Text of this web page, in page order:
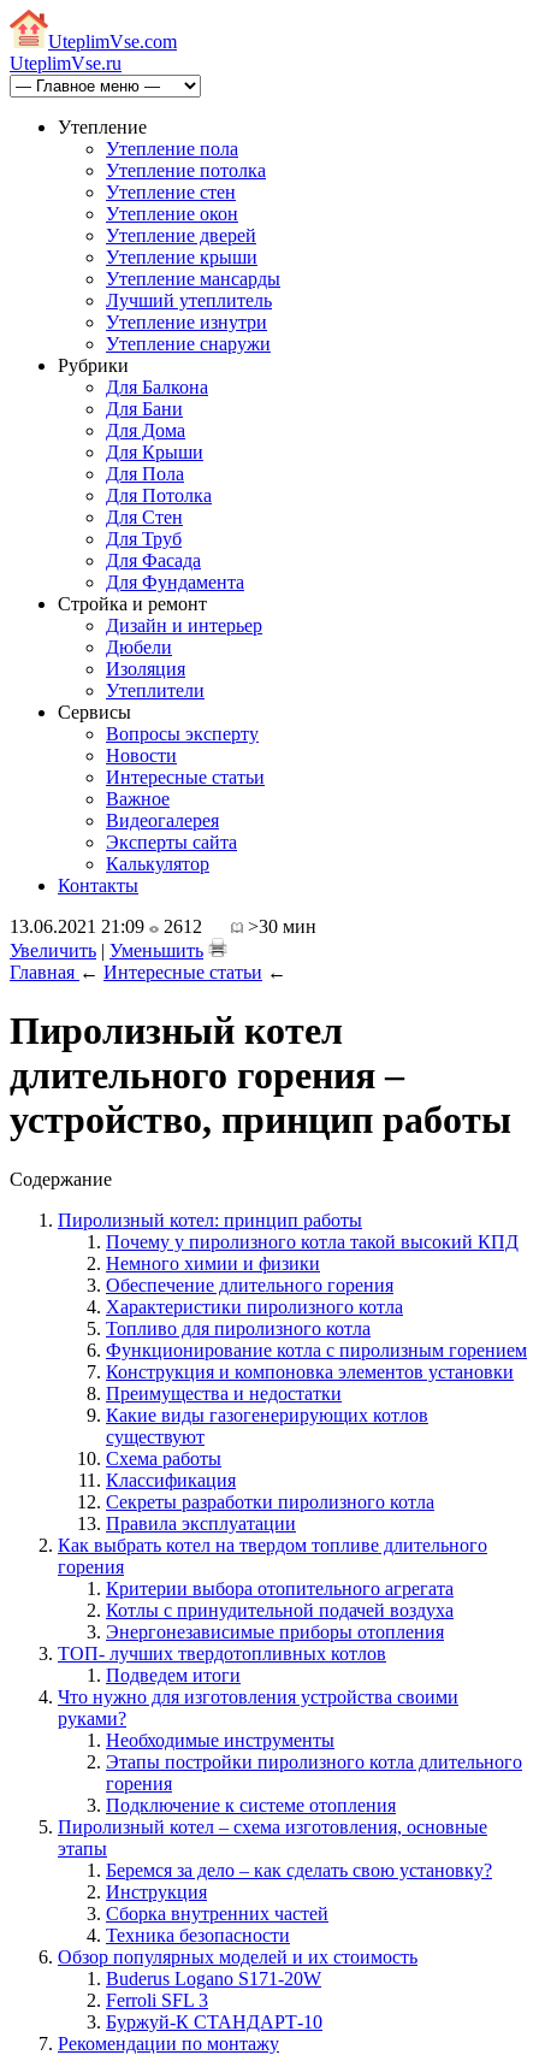
UteplimVse.com
UteplimVse.ru
Утепление
Утепление пола
Утепление потолка
Утепление стен
Утепление окон
Утепление дверей
Утепление крыши
Утепление мансарды
Лучший утеплитель
Утепление изнутри
Утепление снаружи
Рубрики
Для Балкона
Для Бани
Для Дома
Для Крыши
Для Пола
Для Потолка
Для Стен
Для Труб
Для Фасада
Для Фундамента
Стройка и ремонт
Дизайн и интерьер
Дюбели
Изоляция
Утеплители
Сервисы
Вопросы эксперту
Новости
Интересные статьи
Важное
Видеогалерея
Эксперты сайта
Калькулятор
Контакты
13.06.2021 21:09
2612
>30 мин
Увеличить | Уменьшить
Главная ← Интересные статьи ←
Пиролизный котел
длительного горения –
устройство, принцип работы
Содержание
Пиролизный котел: принцип работы
Почему у пиролизного котла такой высокий КПД
Немного химии и физики
Обеспечение длительного горения
Характеристики пиролизного котла
Топливо для пиролизного котла
Функционирование котла с пиролизным горением
Конструкция и компоновка элементов установки
Преимущества и недостатки
Какие виды газогенерирующих котлов
существуют
Схема работы
Классификация
Секреты разработки пиролизного котла
Правила эксплуатации
Как выбрать котел на твердом топливе длительного
горения
Критерии выбора отопительного агрегата
Котлы с принудительной подачей воздуха
Энергонезависимые приборы отопления
ТОП- лучших твердотопливных котлов
Подведем итоги
Что нужно для изготовления устройства своими
руками?
Необходимые инструменты
Этапы постройки пиролизного котла длительного
горения
Подключение к системе отопления
Пиролизный котел – схема изготовления, основные
этапы
Беремся за дело – как сделать свою установку?
Инструкция
Сборка внутренних частей
Техника безопасности
Обзор популярных моделей и их стоимость
Buderus Logano S171-20W
Ferroli SFL 3
Буржуй-К СТАНДАРТ-10
Рекомендации по монтажу